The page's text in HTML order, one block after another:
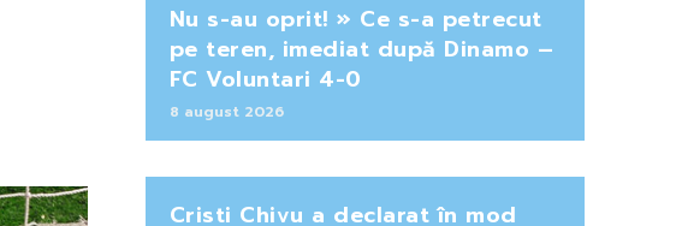
Nu s-au oprit! » Ce s-a petrecut
pe teren, imediat după Dinamo –
FC Voluntari 4-0
8 august 2026
Cristi Chivu a declarat în mod